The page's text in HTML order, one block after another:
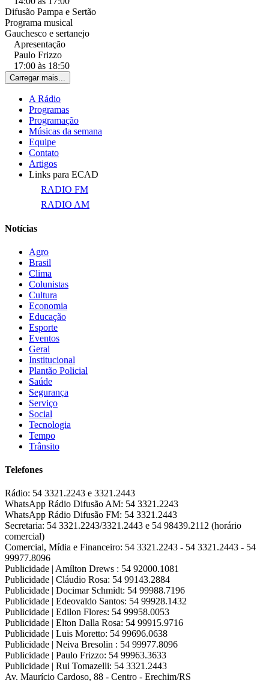
Difusão Pampa e Sertão
Programa musical
Gauchesco e sertanejo
Apresentação
Paulo Frizzo
17:00 às 18:50
Carregar mais...
A Rádio
Programas
Programação
Músicas da semana
Equipe
Contato
Artigos
Links para ECAD
RADIO FM
RADIO AM
Notícias
Agro
Brasil
Clima
Colunistas
Cultura
Economia
Educação
Esporte
Eventos
Geral
Institucional
Plantão Policial
Saúde
Segurança
Serviço
Social
Tecnologia
Tempo
Trânsito
Telefones
Rádio: 54 3321.2243 e 3321.2443
WhatsApp Rádio Difusão AM: 54 3321.2243
WhatsApp Rádio Difusão FM: 54 3321.2443
Secretaria: 54 3321.2243/3321.2443 e 54 98439.2112 (horário
comercial)
Comercial, Mídia e Financeiro: 54 3321.2243 - 54 3321.2443 - 54
99977.8096
Publicidade | Amílton Drews : 54 92000.1081
Publicidade | Cláudio Rosa: 54 99143.2884
Publicidade | Docimar Schmidt: 54 99988.7196
Publicidade | Edeovaldo Santos: 54 99928.1432
Publicidade | Edilon Flores: 54 99958.0053
Publicidade | Elton Dalla Rosa: 54 99915.9716
Publicidade | Luis Moretto: 54 99696.0638
Publicidade | Neiva Bresolin : 54 99977.8096
Publicidade | Paulo Frizzo: 54 99963.3633
Publicidade | Rui Tomazelli: 54 3321.2443
Av. Maurício Cardoso, 88 - Centro - Erechim/RS